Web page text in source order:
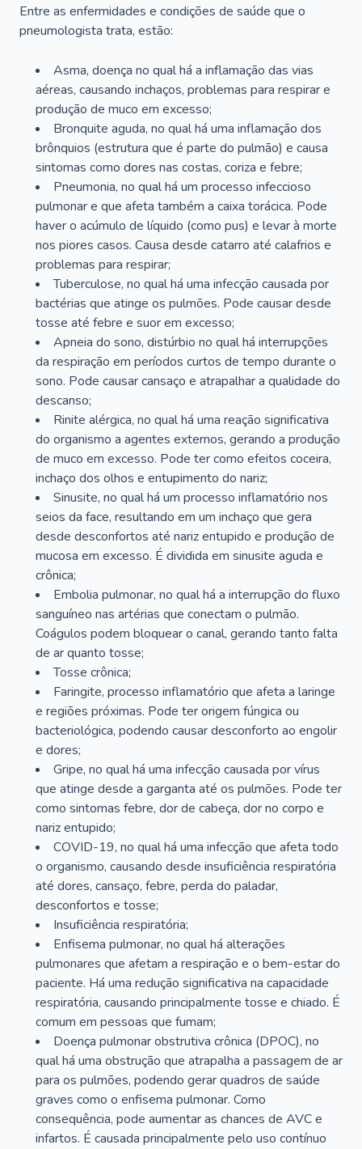
Entre as enfermidades e condições de saúde que o
pneumologista trata, estão:
Asma, doença no qual há a inflamação das vias
aéreas, causando inchaços, problemas para respirar e
produção de muco em excesso;
Bronquite aguda, no qual há uma inflamação dos
brônquios (estrutura que é parte do pulmão) e causa
sintomas como dores nas costas, coriza e febre;
Pneumonia, no qual há um processo infeccioso
pulmonar e que afeta também a caixa torácica. Pode
haver o acúmulo de líquido (como pus) e levar à morte
nos piores casos. Causa desde catarro até calafrios e
problemas para respirar;
Tuberculose, no qual há uma infecção causada por
bactérias que atinge os pulmões. Pode causar desde
tosse até febre e suor em excesso;
Apneia do sono, distúrbio no qual há interrupções
da respiração em períodos curtos de tempo durante o
sono. Pode causar cansaço e atrapalhar a qualidade do
descanso;
Rinite alérgica, no qual há uma reação significativa
do organismo a agentes externos, gerando a produção
de muco em excesso. Pode ter como efeitos coceira,
inchaço dos olhos e entupimento do nariz;
Sinusite, no qual há um processo inflamatório nos
seios da face, resultando em um inchaço que gera
desde desconfortos até nariz entupido e produção de
mucosa em excesso. É dividida em sinusite aguda e
crônica;
Embolia pulmonar, no qual há a interrupção do fluxo
sanguíneo nas artérias que conectam o pulmão.
Coágulos podem bloquear o canal, gerando tanto falta
de ar quanto tosse;
Tosse crônica;
Faringite, processo inflamatório que afeta a laringe
e regiões próximas. Pode ter origem fúngica ou
bacteriológica, podendo causar desconforto ao engolir
e dores;
Gripe, no qual há uma infecção causada por vírus
que atinge desde a garganta até os pulmões. Pode ter
como sintomas febre, dor de cabeça, dor no corpo e
nariz entupido;
COVID-19, no qual há uma infecção que afeta todo
o organismo, causando desde insuficiência respiratória
até dores, cansaço, febre, perda do paladar,
desconfortos e tosse;
Insuficiência respiratória;
Enfisema pulmonar, no qual há alterações
pulmonares que afetam a respiração e o bem-estar do
paciente. Há uma redução significativa na capacidade
respiratória, causando principalmente tosse e chiado. É
comum em pessoas que fumam;
Doença pulmonar obstrutiva crônica (DPOC), no
qual há uma obstrução que atrapalha a passagem de ar
para os pulmões, podendo gerar quadros de saúde
graves como o enfisema pulmonar. Como
consequência, pode aumentar as chances de AVC e
infartos. É causada principalmente pelo uso contínuo